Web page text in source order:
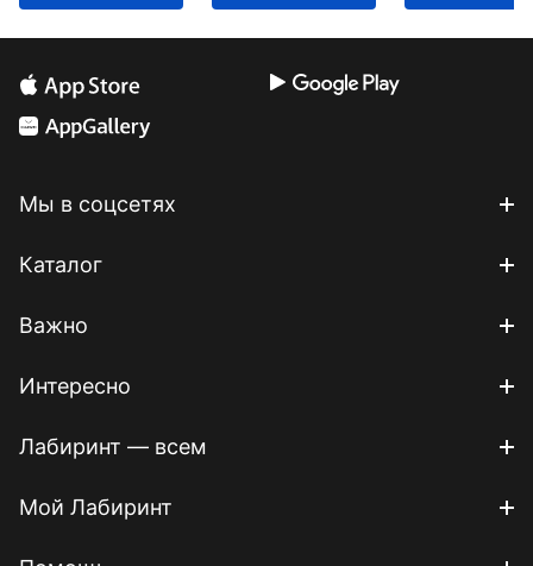
Мы в соцсетях
Каталог
Важно
Интересно
Лабиринт — всем
Мой Лабиринт